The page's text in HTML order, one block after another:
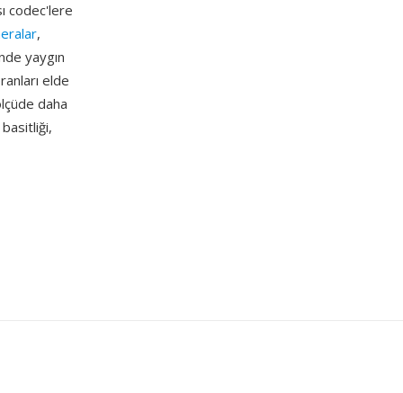
codec'lere
,
yaygın
elde
daha
basitliği,